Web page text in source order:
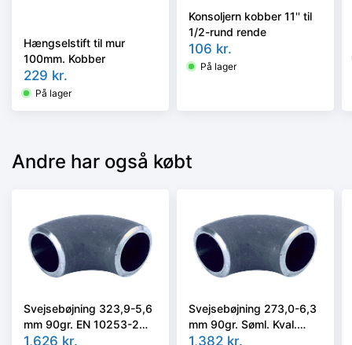
Hængselstift til mur
100mm. Kobber
229 kr.
På lager
Konsoljern kobber 11'' til
1/2-rund rende
106 kr.
På lager
Andre har også købt
Svejsebøjning 323,9-5,6
mm 90gr. EN 10253-2
BA3 kval P235GH, 3D
1,626 kr.
Svejsebøjning 273,0-6,3
mm 90gr. Søml. Kval.
P235GH, EN 10253-2
1,382 kr.